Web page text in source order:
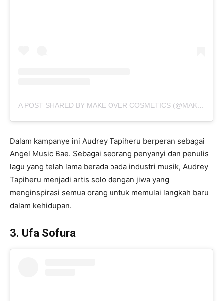
A POST SHARED BY MAKE OVER COSMETICS (@MAKEOVERID)
Dalam kampanye ini Audrey Tapiheru berperan sebagai
Angel Music Bae. Sebagai seorang penyanyi dan penulis
lagu yang telah lama berada pada industri musik, Audrey
Tapiheru menjadi artis solo dengan jiwa yang
menginspirasi semua orang untuk memulai langkah baru
dalam kehidupan.
3. Ufa Sofura